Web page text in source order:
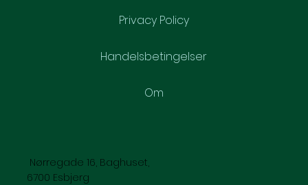
Nørregade 16, Baghuset,
6700 Esbjerg
Privacy Policy
Handelsbetingelser
Om